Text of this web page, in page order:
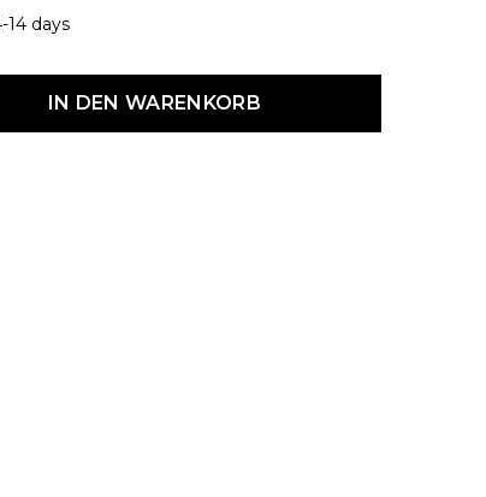
14 days
IN DEN WARENKORB